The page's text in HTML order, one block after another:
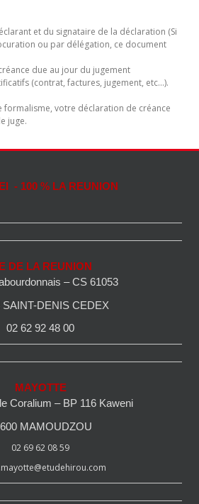
et du signataire de la déclaration (Si
ou par délégation, ce document
due au jour du jugement
(contrat, factures, jugement, etc...).
formalisme, votre déclaration de créance
juge.
- 100 % LA REUNION
DE LA REUNION
– CS 61053
SAINT-DENIS CEDEX
02 62 92 48 00
MAYOTTE
Coralium – BP 116 Kaweni
MAMOUDZOU
02 69 62 08 59